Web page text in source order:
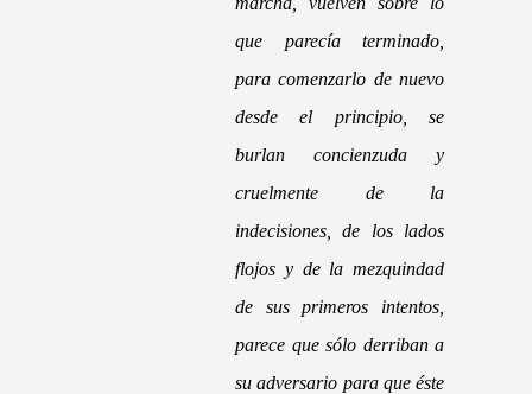
que parecía terminado,
para comenzarlo de nuevo
desde el principio, se
burlan concienzuda y
cruelmente de la
indecisiones, de los lados
flojos y de la mezquindad
de sus primeros intentos,
parece que sólo derriban a
su adversario para que éste